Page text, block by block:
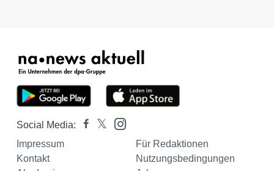
Social Media:
Impressum
Für Redaktionen
Kontakt
Nutzungsbedingungen